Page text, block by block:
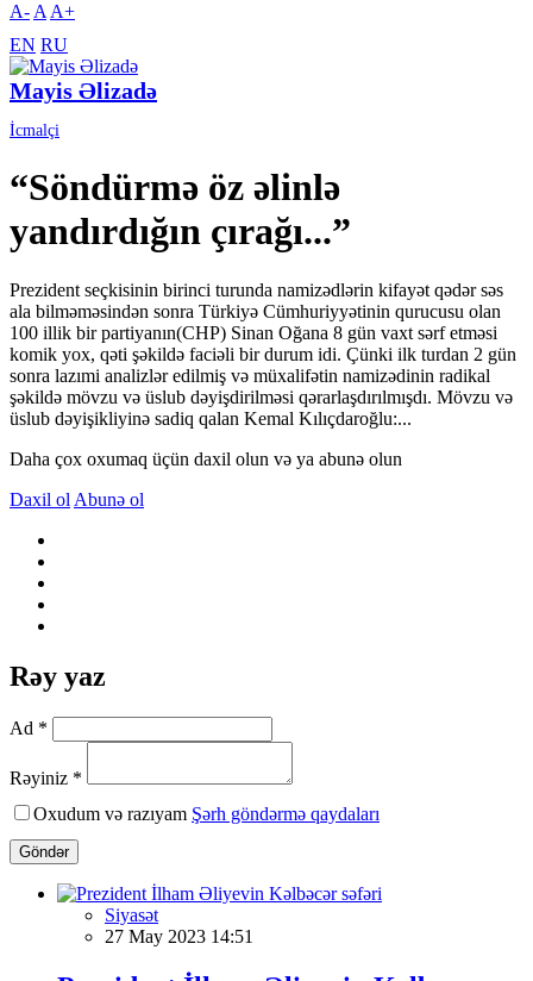
A- A A+
EN RU
Mayis Əlizadə
İcmalçi
“Söndürmə öz əlinlə
yandırdığın çırağı...”
Prezident seçkisinin birinci turunda namizədlərin kifayət qədər səs
ala bilməməsindən sonra Türkiyə Cümhuriyyətinin qurucusu olan
100 illik bir partiyanın(CHP) Sinan Oğana 8 gün vaxt sərf etməsi
komik yox, qəti şəkildə faciəli bir durum idi. Çünki ilk turdan 2 gün
sonra lazımi analizlər edilmiş və müxalifətin namizədinin radikal
şəkildə mövzu və üslub dəyişdirilməsi qərarlaşdırılmışdı. Mövzu və
üslub dəyişikliyinə sadiq qalan Kemal Kılıçdaroğlu:...
Daha çox oxumaq üçün daxil olun və ya abunə olun
Daxil ol Abunə ol
Rəy yaz
Ad *
Rəyiniz *
Oxudum və razıyam Şərh göndərmə qaydaları
Göndər
Siyasət
27 May 2023 14:51